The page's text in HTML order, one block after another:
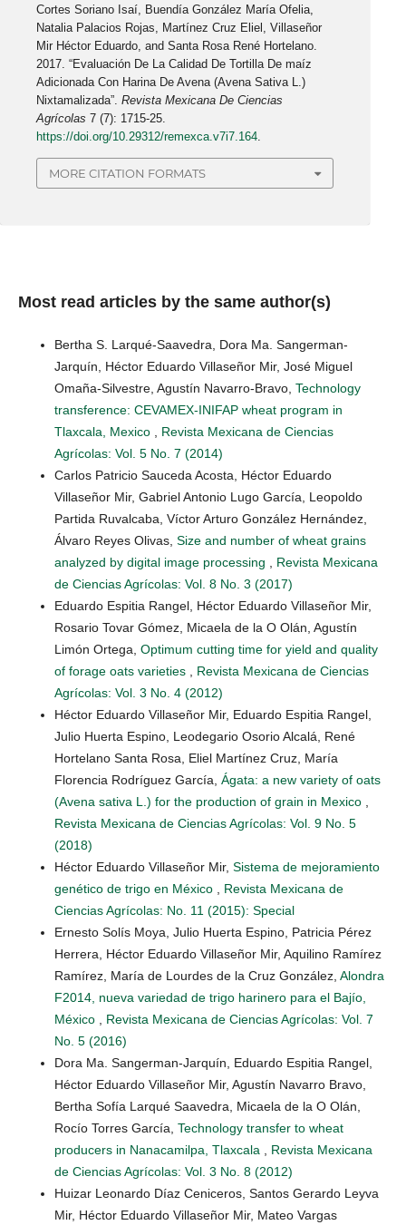
Cortes Soriano Isaí, Buendía González María Ofelia,
Natalia Palacios Rojas, Martínez Cruz Eliel, Villaseñor
Mir Héctor Eduardo, and Santa Rosa René Hortelano.
2017. “Evaluación De La Calidad De Tortilla De maíz
Adicionada Con Harina De Avena (Avena Sativa L.)
Nixtamalizada”.Revista Mexicana De Ciencias
Agrícolas 7 (7): 1715-25.
https://doi.org/10.29312/remexca.v7i7.164
MORE CITATION FORMATS
Most read articles by the same author(s)
Bertha S. Larqué-Saavedra, Dora Ma. Sangerman-
Jarquín, Héctor Eduardo Villaseñor Mir, José Miguel
Omaña-Silvestre, Agustín Navarro-Bravo, Technology
transference: CEVAMEX-INIFAP wheat program in
Tlaxcala, Mexico , Revista Mexicana de Ciencias
Agrícolas: Vol. 5 No. 7 (2014)
Carlos Patricio Sauceda Acosta, Héctor Eduardo
Villaseñor Mir, Gabriel Antonio Lugo García, Leopoldo
Partida Ruvalcaba, Víctor Arturo González Hernández,
Álvaro Reyes Olivas, Size and number of wheat grains
analyzed by digital image processing , Revista Mexicana
de Ciencias Agrícolas: Vol. 8 No. 3 (2017)
Eduardo Espitia Rangel, Héctor Eduardo Villaseñor Mir,
Rosario Tovar Gómez, Micaela de la O Olán, Agustín
Limón Ortega, Optimum cutting time for yield and quality
of forage oats varieties , Revista Mexicana de Ciencias
Agrícolas: Vol. 3 No. 4 (2012)
Héctor Eduardo Villaseñor Mir, Eduardo Espitia Rangel,
Julio Huerta Espino, Leodegario Osorio Alcalá, René
Hortelano Santa Rosa, Eliel Martínez Cruz, María
Florencia Rodríguez García, Ágata: a new variety of oats
(Avena sativa L.) for the production of grain in Mexico ,
Revista Mexicana de Ciencias Agrícolas: Vol. 9 No. 5
(2018)
Héctor Eduardo Villaseñor Mir, Sistema de mejoramiento
genético de trigo en México , Revista Mexicana de
Ciencias Agrícolas: No. 11 (2015): Special
Ernesto Solís Moya, Julio Huerta Espino, Patricia Pérez
Herrera, Héctor Eduardo Villaseñor Mir, Aquilino Ramírez
Ramírez, María de Lourdes de la Cruz González, Alondra
F2014, nueva variedad de trigo harinero para el Bajío,
México , Revista Mexicana de Ciencias Agrícolas: Vol. 7
No. 5 (2016)
Dora Ma. Sangerman-Jarquín, Eduardo Espitia Rangel,
Héctor Eduardo Villaseñor Mir, Agustín Navarro Bravo,
Bertha Sofía Larqué Saavedra, Micaela de la O Olán,
Rocío Torres García, Technology transfer to wheat
producers in Nanacamilpa, Tlaxcala , Revista Mexicana
de Ciencias Agrícolas: Vol. 3 No. 8 (2012)
Huizar Leonardo Díaz Ceniceros, Santos Gerardo Leyva
Mir, Héctor Eduardo Villaseñor Mir, Mateo Vargas